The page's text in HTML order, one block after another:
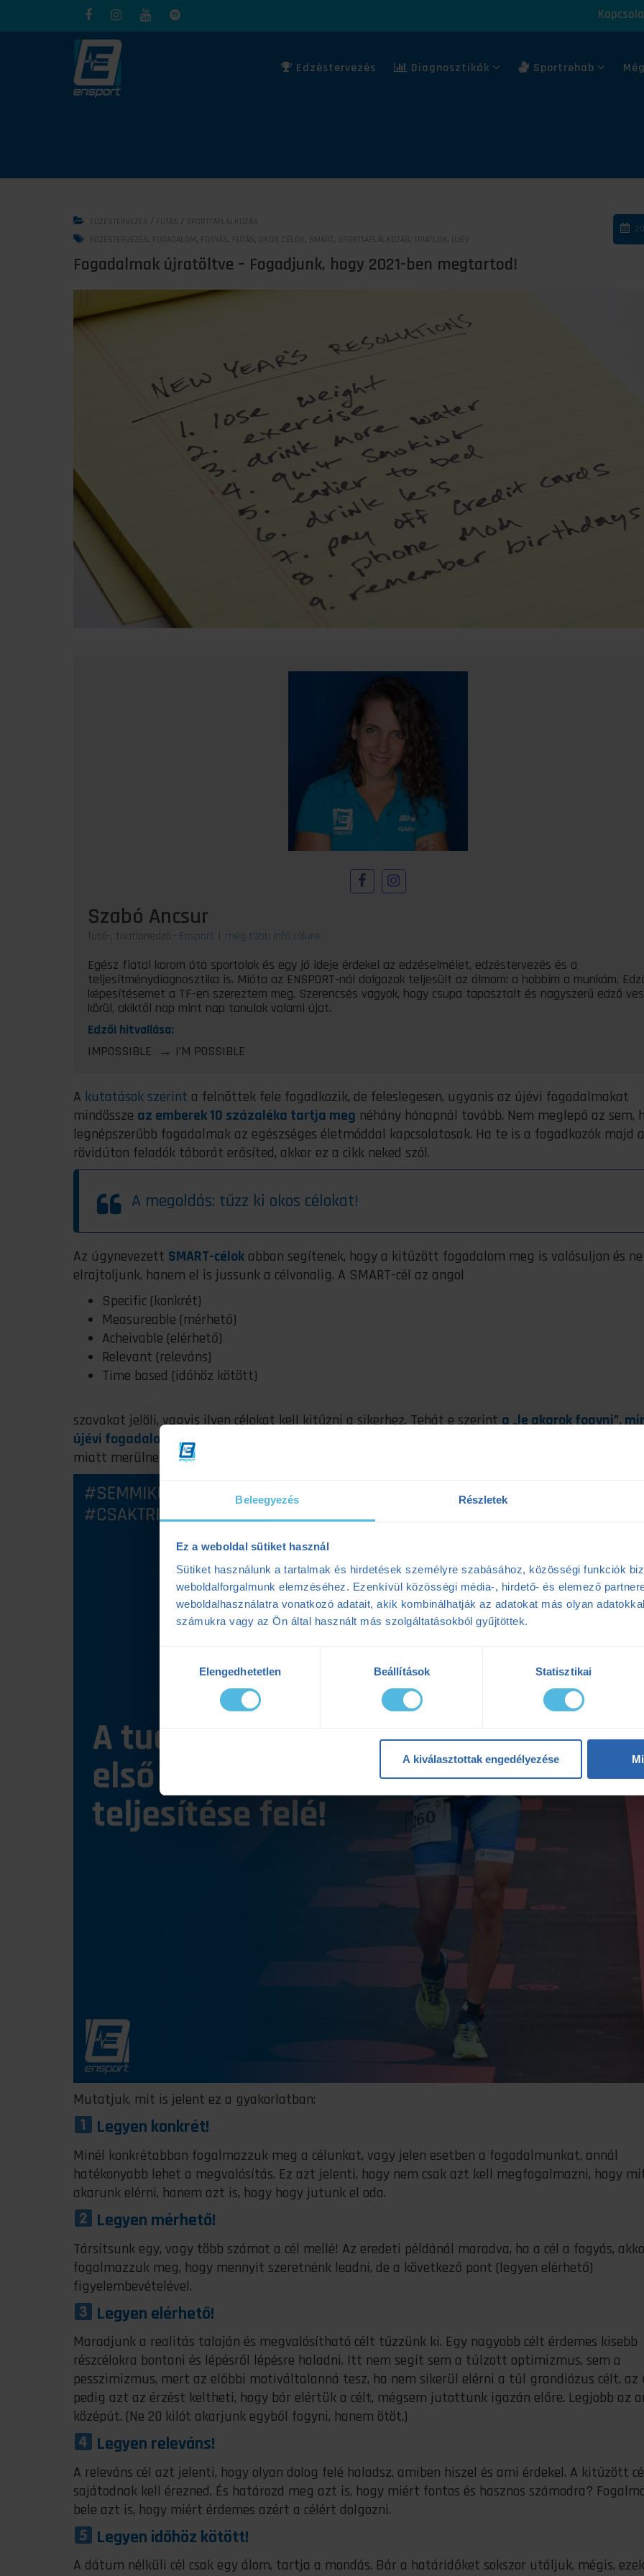
Beleegyezés Részletek
Ez a weboldal sütiket használ
Sütiket használunk a tartalmak és hirdetések személyre szabásához, közösségi funkciók
weboldalforgalmunk elemzéséhez. Ezenkívül közösségi média-, hirdető- és elemező
weboldalhasználatra vonatkozó adatait, akik kombinálhatják az adatokat más olyan
számukra vagy az Ön által használt más szolgáltatásokból gyűjtöttek.
kiválasztásaElengedhetetlen Beállítások Statisztikai
A kiválasztottak engedélyezése
Edzéstervezés Diagnosztikák Sportrehab
EDZÉSTERVEZÉS / FUTÁS / SPORTTÁPLÁLKOZÁS
EDZÉSTERVEZÉS, FOGADALOM, FOGYÁS, FUTÁS, OKOS CÉLOK , SMART , SPORTTÁPLÁLKOZÁS, TRIATLON, ÚJÉV
Fogadalmak újratöltve – Fogadjunk, hogy 2021-ben megtartod!
Szabó Ancsur
futó-, triatlonedző - Ensport | még több infó rólunk
Egész fiatal korom óta sportolok és egy jó ideje érdekel az edzéselmélet, edzéstervezés és a
teljesítménydiagnosztika is. Mióta az ENSPORT-nál dolgozok teljesült az álmom: a hobbim a munkám.
képesítésemet a TF-en szereztem meg. Szerencsés vagyok, hogy csupa tapasztalt és nagyszerű edző
körül, akiktől nap mint nap tanulok valami újat.
Edzői hitvallása:
IMPOSSIBLE → I’M POSSIBLE
A kutatások szerint a felnőttek fele fogadkozik, de feleslegesen, ugyanis az újévi fogadalmakat
mindössze az emberek 10 százaléka tartja meg néhány hónapnál tovább. Nem meglepő az sem,
legnépszerűbb fogadalmak az egészséges életmóddal kapcsolatosak. Ha te is a fogadkozók majd a
rövidúton feladók táborát erősíted, akkor ez a cikk neked szól.
A megoldás: tűzz ki okos célokat!
Az úgynevezett SMART-célok abban segítenek, hogy a kitűzött fogadalom meg is valósuljon és ne
elrajtoljunk, hanem el is jussunk a célvonalig. A SMART-cél az angol
Specific (konkrét)
Measureable (mérhető)
Acheivable (elérhető)
Relevant (releváns)
Time based (időhöz kötött)
szavakat jelöli, vagyis ilyen célokat kell kitűzni a sikerhez. Tehát e szerinta „le akarok fogyni”,
újévi fogadalom, nem lesz célravezető
miatt merülnek a feledés homályába.
Mutatjuk, mit is jelent ez a gyakorlatban:
Legyen konkrét!
Minél konkrétabban fogalmazzuk meg a célunkat, vagy jelen esetben a fogadalmunkat, annál
hatékonyabb lehet a megvalósítás. Ez azt jelenti, hogy nem csak azt kell megfogalmazni, hogy
akarunk elérni, hanem azt is, hogy hogy jutunk el oda.
Legyen mérhető!
Társítsunk egy, vagy több számot a cél mellé! Az eredeti példánál maradva, ha a cél a fogyás,
fogalmazzuk meg, hogy mennyit szeretnénk leadni, de a következő pont (legyen elérhető)
figyelembevételével.
Legyen elérhető!
Maradjunk a realitás talaján és megvalósítható célt tűzzünk ki. Egy nagyobb célt érdemes kisebb
részcélokra bontani és lépésről lépésre haladni. Itt nem segít sem a túlzott optimizmus, sem a
pesszimizmus, mert az előbbi motiváltalanná tesz, ha nem sikerül elérni a túl grandiózus célt, az
pedig azt az érzést keltheti, hogy bár elértük a célt, mégsem jutottunk igazán előre. Legjobb az
középút. (Ne 20 kilót akarjunk egyből fogyni, hanem ötöt.)
Legyen releváns!
A releváns cél azt jelenti, hogy olyan dolog felé haladsz, amiben hiszel és ami érdekel. A kitűzött
sajátodnak kell érezned. És határozd meg azt is, hogy miért fontos és hasznos számodra?
bele azt is, hogy miért érdemes azért a célért dolgozni.
Legyen időhöz kötött!
A dátum nélküli cél csak egy álom, tartja a mondás. Bár a határidőket sokszor utáljuk, mégis, ezek